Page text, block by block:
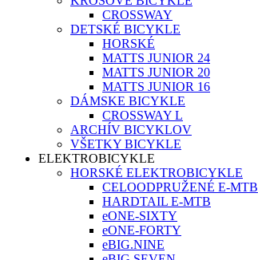
CROSSWAY
DETSKÉ BICYKLE
HORSKÉ
MATTS JUNIOR 24
MATTS JUNIOR 20
MATTS JUNIOR 16
DÁMSKE BICYKLE
CROSSWAY L
ARCHÍV BICYKLOV
VŠETKY BICYKLE
ELEKTROBICYKLE
HORSKÉ ELEKTROBICYKLE
CELOODPRUŽENÉ E-MTB
HARDTAIL E-MTB
eONE-SIXTY
eONE-FORTY
eBIG.NINE